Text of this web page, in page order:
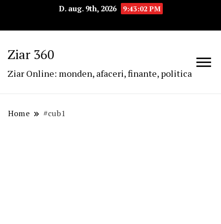
D. aug. 9th, 2026 9:43:04 PM
Ziar 360
Ziar Online: monden, afaceri, finante, politica
Home #cub1